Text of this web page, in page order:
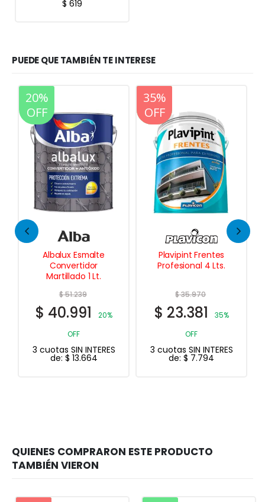
$ 619
PUEDE QUE TAMBIÉN TE INTERESE
20%
OFF
Albalux Esmalte
Convertidor
Martillado 1 Lt.
$51.239
$ 40.991
20%
OFF
3 cuotas SIN INTERES
de: $ 13.664
20%
OFF
35%
OFF
Plavipint Frentes
Profesional 4 Lts.
$35.970
$ 23.381
35%
OFF
3 cuotas SIN INTERES
de: $ 7.794